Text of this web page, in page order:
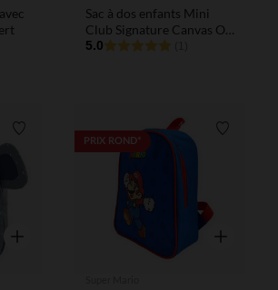
Sac à dos enfants Mini
Club Signature Canvas Off
White
5.0
Liste de souhaits
Aperçu rapide
PRIX ROND*
Aperçu